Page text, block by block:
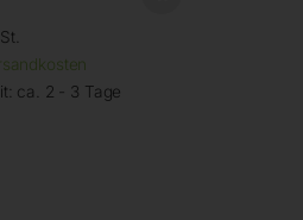
ca. 2 - 3 Tage